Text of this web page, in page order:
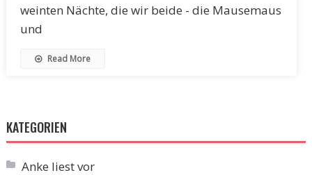
weinten Nächte, die wir beide - die Mausemaus
und
Read More
KATEGORIEN
Anke liest vor